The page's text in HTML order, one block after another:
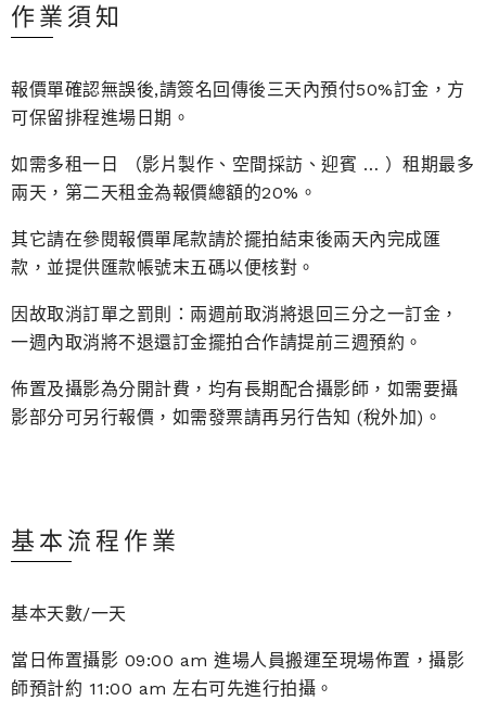
作業須知
報價單確認無誤後,請簽名回傳後三天內預付50%訂金，方
可保留排程進場日期。
如需多租一日 （影片製作、空間採訪、迎賓 … ）租期最多
兩天，第二天租金為報價總額的20%。
其它請在參閱報價單尾款請於擺拍結束後兩天內完成匯
款，並提供匯款帳號末五碼以便核對。
因故取消訂單之罰則：兩週前取消將退回三分之一訂金，
一週內取消將不退還訂金擺拍合作請提前三週預約。
佈置及攝影為分開計費，均有長期配合攝影師，如需要攝
影部分可另行報價， 如需發票請再另行告知 (稅外加)。
基本流程作業
基本天數/一天
當日佈置攝影 09:00 am 進場人員搬運至現場佈置，攝影
師預計約 11:00 am 左右可先進行拍攝。